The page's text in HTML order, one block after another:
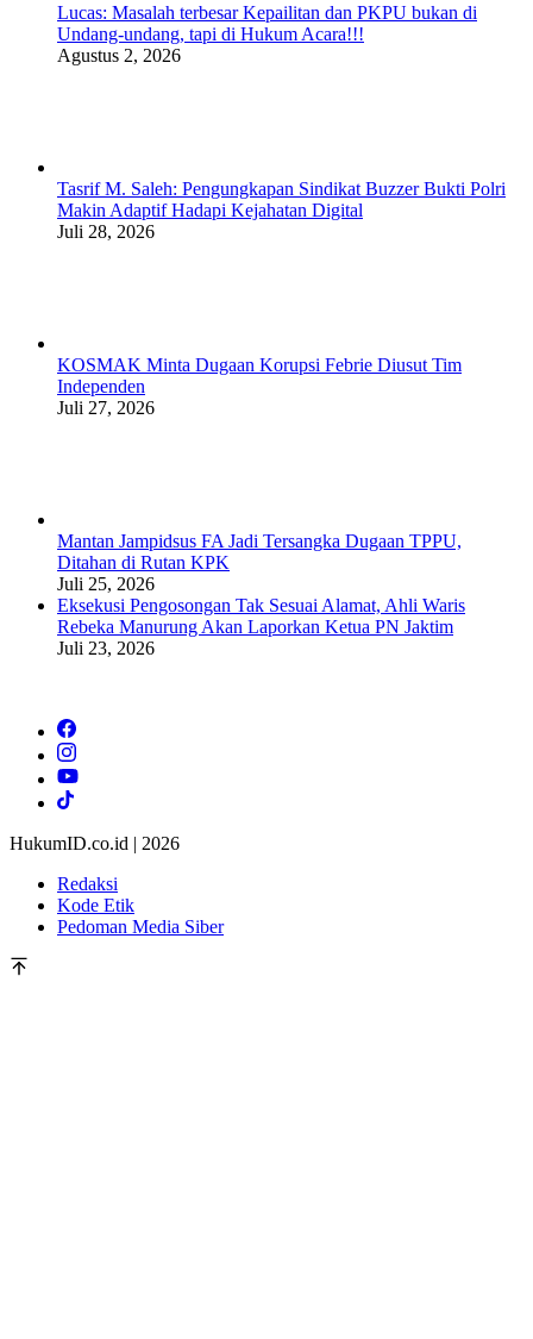
Lucas: Masalah terbesar Kepailitan dan PKPU bukan di
Undang-undang, tapi di Hukum Acara!!!
Agustus 2, 2026
Tasrif M. Saleh: Pengungkapan Sindikat Buzzer Bukti Polri
Makin Adaptif Hadapi Kejahatan Digital
Juli 28, 2026
KOSMAK Minta Dugaan Korupsi Febrie Diusut Tim
Independen
Juli 27, 2026
Mantan Jampidsus FA Jadi Tersangka Dugaan TPPU,
Ditahan di Rutan KPK
Juli 25, 2026
Eksekusi Pengosongan Tak Sesuai Alamat, Ahli Waris
Rebeka Manurung Akan Laporkan Ketua PN Jaktim
Juli 23, 2026
HukumID.co.id | 2026
Redaksi
Kode Etik
Pedoman Media Siber